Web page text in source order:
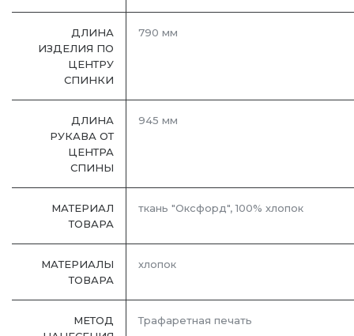
ДЛИНА
ИЗДЕЛИЯ ПО
ЦЕНТРУ
СПИНКИ
790 мм
ДЛИНА
РУКАВА ОТ
ЦЕНТРА
СПИНЫ
945 мм
МАТЕРИАЛ
ТОВАРА
ткань "Оксфорд", 100% хлопок
МАТЕРИАЛЫ
ТОВАРА
хлопок
МЕТОД
Трафаретная печать